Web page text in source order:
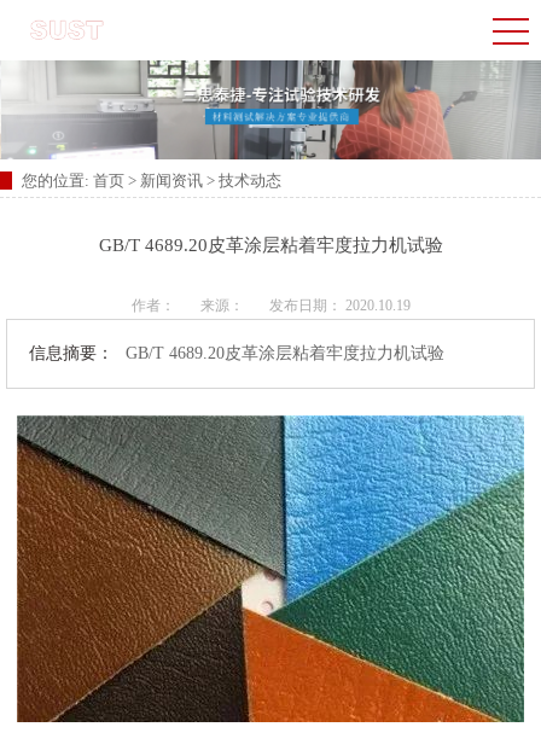
您的位置: 首页 > 新闻资讯 > 技术动态
​GB/T 4689.20皮革涂层粘着牢度拉力机试验
作者： 来源： 发布日期： 2020.10.19
信息摘要： ​GB/T 4689.20皮革涂层粘着牢度拉力机试验